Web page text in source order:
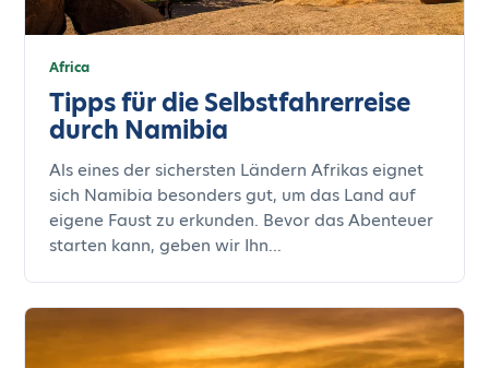
Africa
Tipps für die Selbstfahrerreise
durch Namibia
Als eines der sichersten Ländern Afrikas eignet
sich Namibia besonders gut, um das Land auf
eigene Faust zu erkunden. Bevor das Abenteuer
starten kann, geben wir Ihn...